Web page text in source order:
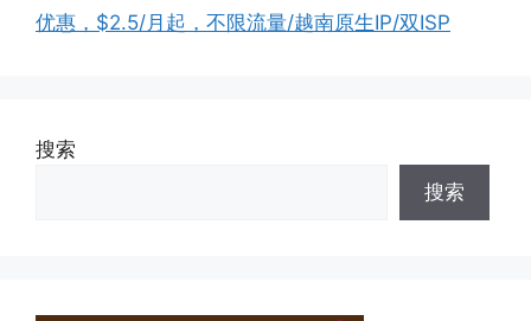
优惠，$2.5/月起，不限流量/越南原生IP/双ISP
搜索
搜索